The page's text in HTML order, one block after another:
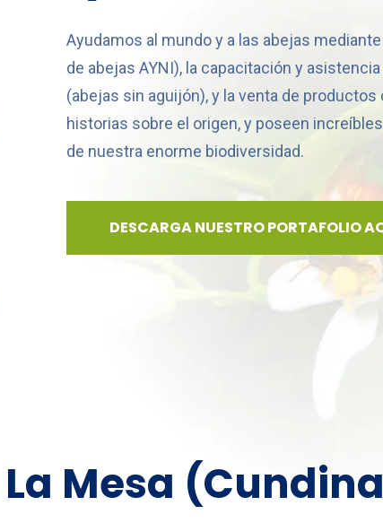
Ayudamos al mundo y a las abejas
de abejas AYNI), la capacitación y
(abejas sin aguijón), y la venta de
historias sobre el origen, y poseen
de nuestra enorme biodiversidad.
DESCARGA NUESTRO PORTAFOLIO
Mesa